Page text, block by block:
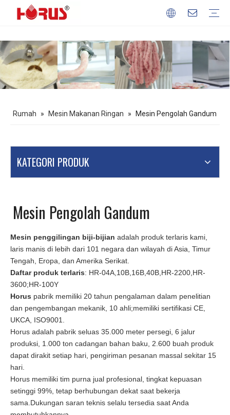
Rumah » Mesin Makanan Ringan » Mesin Pengolah Gandum
KATEGORI PRODUK
Mesin Pengolah Gandum
Mesin penggilingan biji-bijian adalah produk terlaris kami,
laris manis di lebih dari 101 negara dan wilayah di Asia, Timur
Tengah, Eropa, dan Amerika Serikat.
Daftar produk terlaris: HR-04A,10B,16B,40B,HR-2200,HR-
3600;HR-100Y
Horus pabrik memiliki 20 tahun pengalaman dalam penelitian
dan pengembangan mekanik, 10 ahli;memiliki sertifikasi CE,
UKCA, ISO9001.
Horus adalah pabrik seluas 35.000 meter persegi, 6 jalur
produksi, 1.000 ton cadangan bahan baku, 2.600 buah produk
dapat dirakit setiap hari, pengiriman pesanan massal sekitar 15
hari.
Horus memiliki tim purna jual profesional, tingkat kepuasan
setinggi 99%, tetap berhubungan dekat saat bekerja
sama.Dukungan saran teknis selalu tersedia saat Anda